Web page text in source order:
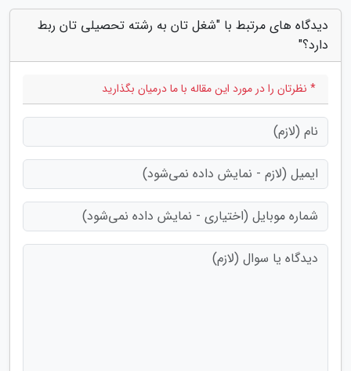
دیدگاه های مرتبط با "شغل تان به رشته تحصیلی تان ربط
دارد؟"
* نظرتان را در مورد این مقاله با ما درمیان بگذارید